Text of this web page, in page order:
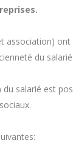
association)
du
salarié est